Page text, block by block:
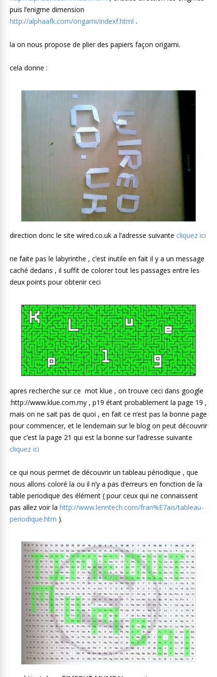
puis l’enigme dimension
http://alphaafk.com/origami/indexf.html .
la on nous propose de plier des papiers façon origami.
cela donne :
direction donc le site wired.co.uk a l’adresse suivante cliquez ici
ne faite pas le labyrinthe , c’est inutile en fait il y a un message
caché dedans , il suffit de colorer tout les passages entre les
deux points pour obtenir ceci
apres recherche sur ce mot klue , on trouve ceci dans google
:http://www.klue.com.my , p19 étant probablement la page 19 ,
mais on ne sait pas de quoi , en fait ce n’est pas la bonne page
pour commencer, et le lendemain sur le blog on peut découvrir
que c’est la page 21 qui est la bonne sur l’adresse suivante
cliquez ici
ce qui nous permet de découvrir un tableau périodique , que
nous allons coloré la ou il n’y a pas d’erreurs en fonction de la
table periodique des élément ( pour ceux qui ne connaissent
pas allez voir la http://www.lenntech.com/fran%E7ais/tableau-
periodique.htm ).